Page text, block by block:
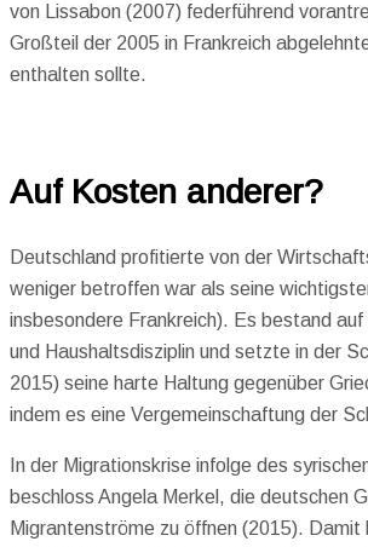
von Lissabon (2007) federführend
Großteil der 2005 in Frankreich
enthalten sollte.
Auf Kosten anderer?
Deutschland profitierte von der
weniger betroffen war als seine
insbesondere Frankreich). Es bestand
und Haushaltsdisziplin und setzte in der
2015) seine harte Haltung gegenüber
indem es eine Vergemeinschaftung der
In der Migrationskrise infolge des
beschloss Angela Merkel, die deutschen
Migrantenströme zu öffnen (2015). Damit